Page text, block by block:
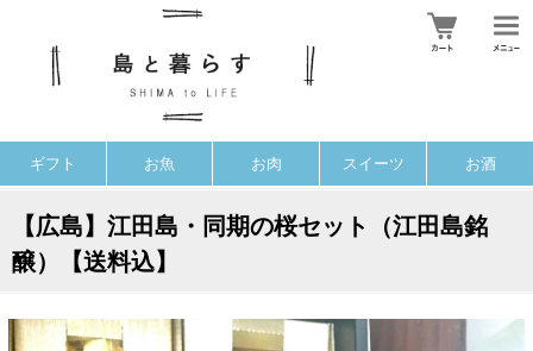
ギフト お魚 お肉 スイーツ お酒
【広島】江田島・同期の桜セット（江田島銘
醸）【送料込】